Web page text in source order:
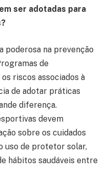
ser adotadas para
poderosa na prevenção
de
riscos associados à
de adotar práticas
diferença.
devem
sobre os cuidados
uso de protetor solar,
hábitos saudáveis entre